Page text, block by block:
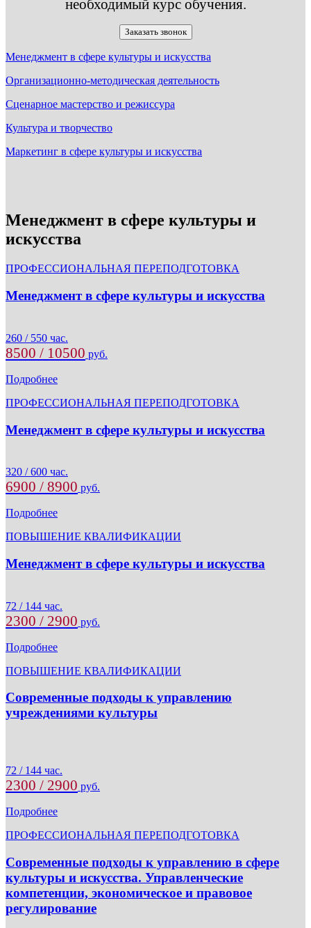
необходимый курс обучения.
Заказать звонок
Менеджмент в сфере культуры и искусства
Организационно-методическая деятельность
Сценарное мастерство и режиссура
Культура и творчество
Маркетинг в сфере культуры и искусства
Менеджмент в сфере культуры и
искусства
ПРОФЕССИОНАЛЬНАЯ ПЕРЕПОДГОТОВКА
Менеджмент в сфере культуры и искусства
260 / 550 час.
8500 / 10500 руб.
Подробнее
ПРОФЕССИОНАЛЬНАЯ ПЕРЕПОДГОТОВКА
Менеджмент в сфере культуры и искусства
320 / 600 час.
6900 / 8900 руб.
Подробнее
ПОВЫШЕНИЕ КВАЛИФИКАЦИИ
Менеджмент в сфере культуры и искусства
72 / 144 час.
2300 / 2900 руб.
Подробнее
ПОВЫШЕНИЕ КВАЛИФИКАЦИИ
Современные подходы к управлению
учреждениями культуры
72 / 144 час.
2300 / 2900 руб.
Подробнее
ПРОФЕССИОНАЛЬНАЯ ПЕРЕПОДГОТОВКА
Современные подходы к управлению в сфере
культуры и искусства. Управленческие
компетенции, экономическое и правовое
регулирование